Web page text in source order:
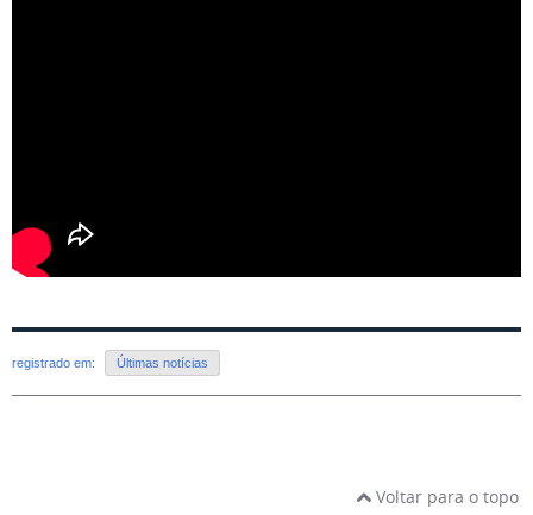
registrado em: Últimas notícias
Voltar para o topo